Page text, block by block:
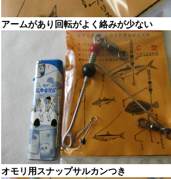
アームがあり回転がよく絡みが少ない
オモリ用スナップサルカンつき